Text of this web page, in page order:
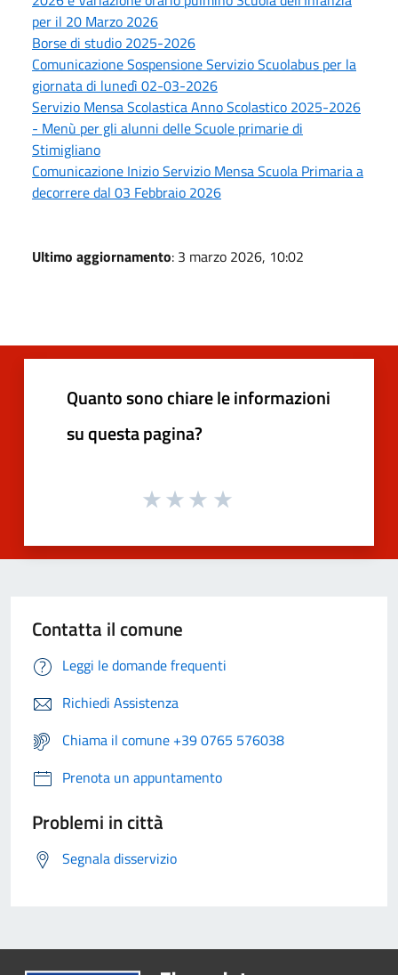
per il 20 Marzo 2026
Borse di studio 2025-2026
Comunicazione Sospensione Servizio Scuolabus per la
giornata di lunedì 02-03-2026
Servizio Mensa Scolastica Anno Scolastico 2025-2026
- Menù per gli alunni delle Scuole primarie di
Stimigliano
Comunicazione Inizio Servizio Mensa Scuola Primaria a
decorrere dal 03 Febbraio 2026
Ultimo aggiornamento: 3 marzo 2026, 10:02
Quanto sono chiare le informazioni
su questa pagina?
Contatta il comune
Leggi le domande frequenti
Richiedi Assistenza
Chiama il comune +39 0765 576038
Prenota un appuntamento
Problemi in città
Segnala disservizio